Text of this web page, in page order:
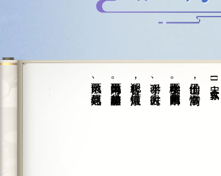
鹊桥仙 七夕
[宋] 苏轼
缑山仙子，高情云渺，
不学痴牛騃女。凤箫声断月明中，
举手谢、时人欲去。
客槎曾犯，银河微浪，
尚带天风海雨。相逢一醉是前缘，